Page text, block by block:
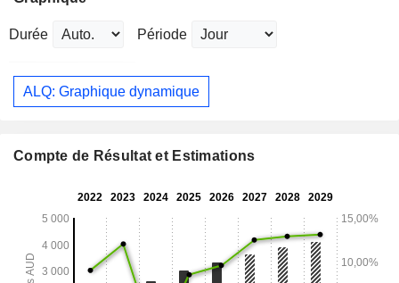
Durée Période
ALQ: Graphique dynamique
Compte de Résultat et Estimations